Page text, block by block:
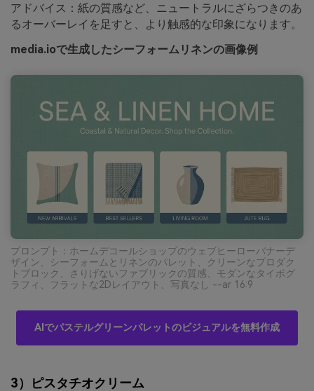
アドバイス：紙の質感など、ニュートラルにざらつきのあ
るオーバーレイを足すと、より触感的な印象になります。
media.ioで生成したシーフォームリネンの画像例
プロンプト：ホームデコールショップのウェブヒーローバナーデ
ザイン、シーフォームとリネンのパレット、クリーンなプロダク
トブロック、さりげないファブリックの質感、モダンなタイポグ
ラフィ、フラットな2Dレイアウト、写真なし --ar 16:9
AIでパステルグリーンパレットのビジュアルを無料作成
3）ピスタチオクリーム